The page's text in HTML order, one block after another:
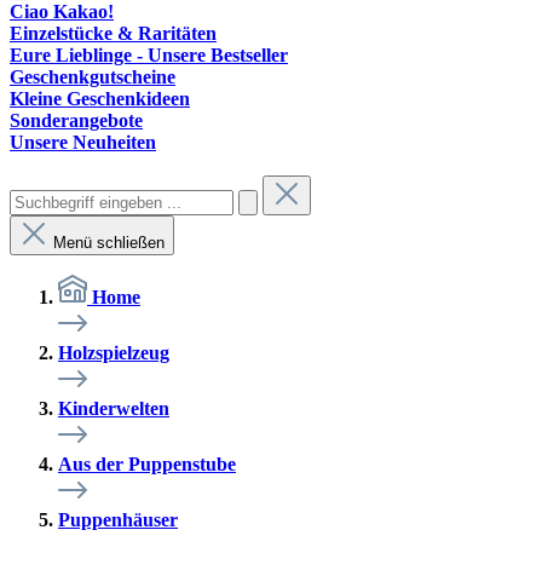
Ciao Kakao!
Einzelstücke & Raritäten
Eure Lieblinge - Unsere Bestseller
Geschenkgutscheine
Kleine Geschenkideen
Sonderangebote
Unsere Neuheiten
Menü schließen
Home
Holzspielzeug
Kinderwelten
Aus der Puppenstube
Puppenhäuser